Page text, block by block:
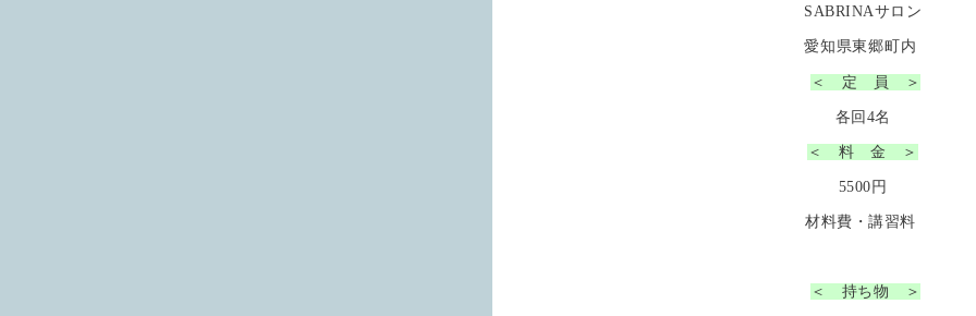
SABRINAサロン
愛知県東郷町内
＜ 定 員 ＞
各回4名
＜ 料 金 ＞
5500円
材料費・講習料
＜ 持ち物 ＞